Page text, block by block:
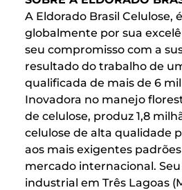
A Eldorado Brasil Celulose,
globalmente por sua
seu compromisso com a
resultado do trabalho de
qualificada de mais de 6
Inovadora no manejo
de celulose, produz 1,8
celulose de alta qualidade
aos mais exigentes
mercado internacional.
industrial em Três Lagoas